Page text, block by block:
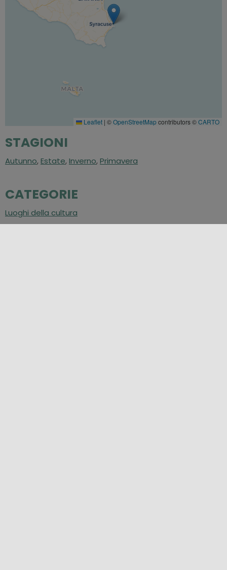
Leaflet | ©OpenStreetMapcontributors ©CARTO
STAGIONI
Autunno,Estate,Inverno,Primavera
CATEGORIE
Luoghi della cultura